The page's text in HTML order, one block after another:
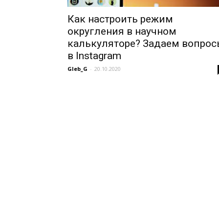
Как настроить режим
округления в научном
калькуляторе? Задаем
в Instagram
Gleb_G - 20.10.2020